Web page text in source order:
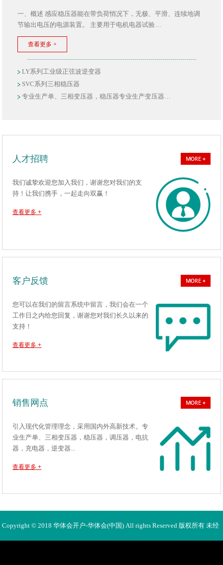
一、概述 感应稳压器能在带负荷悄况下，无极、平滑、连续地调
节输出电压的电源装置。 主要用于电机电器试验…
查看更多 +
LY系列工业级正弦波逆变器
SVC系列三相稳压器
专业生产单、三相变压器，稳压器专业生产变压器…
人才招聘
我们诚挚欢迎您加入我们，谢谢您对我们的支
持！让我们携手，一起走向双赢！
查看更多 +
客户反馈
您可以在我们的留言系统中留言，我们会在一个
工作日之内给您回复，谢谢您对我们长久以来的
支持！
查看更多 +
销售网点
引入现代化管理理念，采用国内外高新技术。专
业生产单、三相变压器，稳压器，调压器，电抗
器，充电器，逆变器...
查看更多 +
Copyright © 2018 华体会开户-华体会(中国) All rights Reserved 版权所有 未经